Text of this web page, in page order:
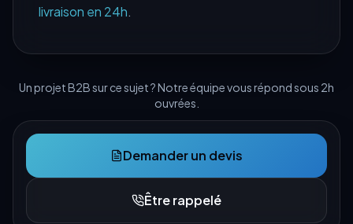
livraison en 24h.
Un projet B2B sur ce sujet ? Notre équipe vous répond sous 2h
ouvrées.
Demander un devis
Être rappelé